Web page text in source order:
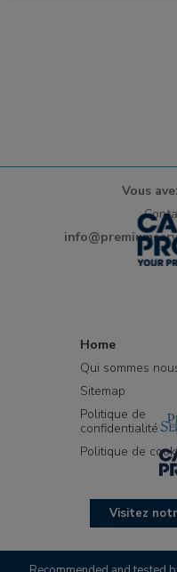
Vous
Home
Qui sommes
Sitemap
Politique de
confidentialité
Politique de
Visitez